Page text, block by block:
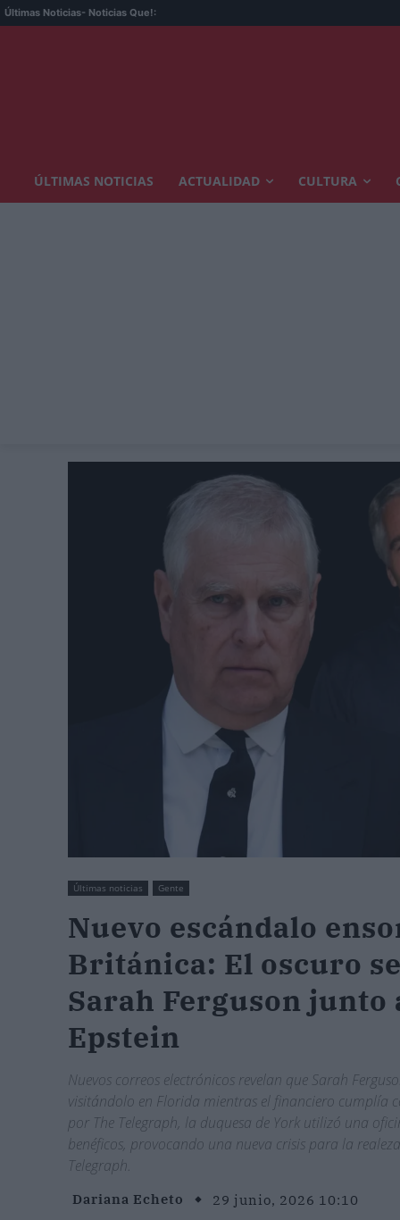
Últimas Noticias- Noticias Que!:
ÚLTIMAS NOTICIAS ACTUALIDAD CULTURA
Últimas noticias Gente
Nuevo escándalo
Británica: El oscuro
Sarah Ferguson
Epstein
Nuevos correos electrónicos revelan que Sarah
visitándolo en Florida mientras el financiero cumplía
por The Telegraph, la duquesa de York utilizó una
benéficos, provocando una nueva crisis para la
Telegraph.
Dariana Echeto 29 junio, 2026 10:10